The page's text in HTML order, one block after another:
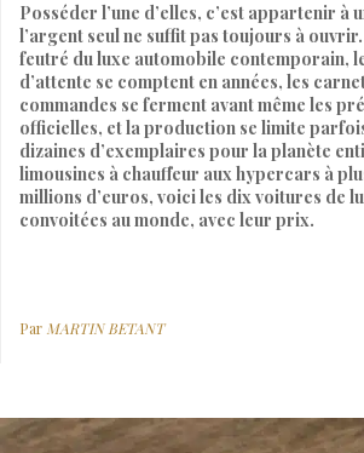
Posséder l’une d’elles, c’est appartenir à
l’argent seul ne suffit pas toujours à
feutré du luxe automobile contemporain,
d’attente se comptent en années, les
commandes se ferment avant même les
officielles, et la production se limite
dizaines d’exemplaires pour la planète
limousines à chauffeur aux hypercars à
millions d’euros, voici les dix voitures de
convoitées au monde, avec leur prix.
ParMARTIN BETANT